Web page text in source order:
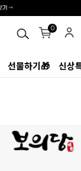
0
선물하기🎁 신상